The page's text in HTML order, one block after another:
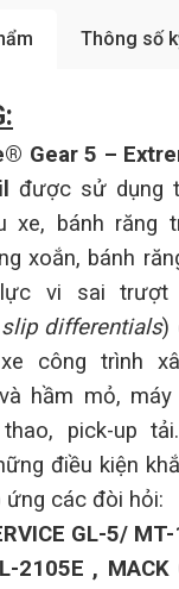
Thông số
Gear 5 –
được sử dụng
xe, bánh răng
xoắn, bánh
lực vi sai
differentials)
xe công trình
hầm mỏ, máy
pick-up
điều kiện
ứng các đòi hỏi:
GL-5/ MT-
, MACK